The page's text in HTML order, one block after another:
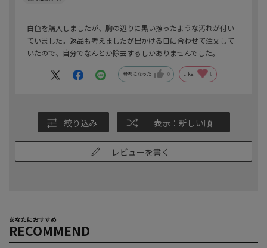
白色を購入しましたが、胸の辺りに黒い擦ったような汚れが付い
ていました。返品も考えましたが出かける日に合わせて注文して
いたので、自分でなんとか除去するしかありませんでした。
参考になった 0 Like! 1
絞り込み 表示：新しい順
レビューを書く
あなたにおすすめ
RECOMMEND